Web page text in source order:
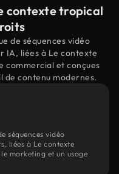
contexte tropical
de séquences vidéo
IA, liées à Le contexte
commercial et conçues
de contenu modernes.
séquences vidéo
liées à Le contexte
marketing et un usage